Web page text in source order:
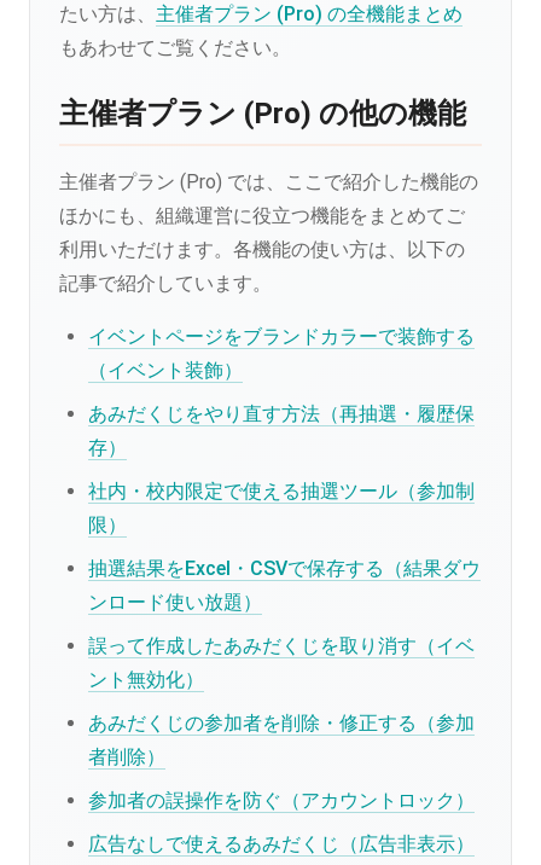
たい方は、 主催者プラン (Pro) の全機能まとめ
もあわせてご覧ください。
主催者プラン (Pro) の他の機能
主催者プラン (Pro) では、ここで紹介した機能の
ほかにも、組織運営に役立つ機能をまとめてご
利用いただけます。各機能の使い方は、以下の
記事で紹介しています。
イベントページをブランドカラーで装飾する
（イベント装飾）
あみだくじをやり直す方法（再抽選・履歴保
存）
社内・校内限定で使える抽選ツール（参加制
限）
抽選結果をExcel・CSVで保存する（結果ダウ
ンロード使い放題）
誤って作成したあみだくじを取り消す（イベ
ント無効化）
あみだくじの参加者を削除・修正する（参加
者削除）
参加者の誤操作を防ぐ（アカウントロック）
広告なしで使えるあみだくじ（広告非表示）